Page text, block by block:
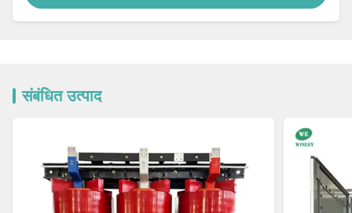
संबंधित उत्पाद